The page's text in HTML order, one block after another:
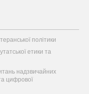
політики
етики та
надзвичайних
та цифрової